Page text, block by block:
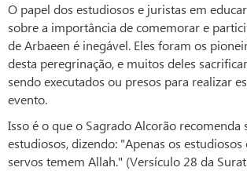
O papel dos estudiosos e juristas em
sobre a importância de comemorar e
de Arbaeen é inegável. Eles foram os
desta peregrinação, e muitos deles
sendo executados ou presos para realizar
evento.
Isso é o que o Sagrado Alcorão recomenda
estudiosos, dizendo: "Apenas os estudiosos
servos temem Allah." (Versículo 28 da